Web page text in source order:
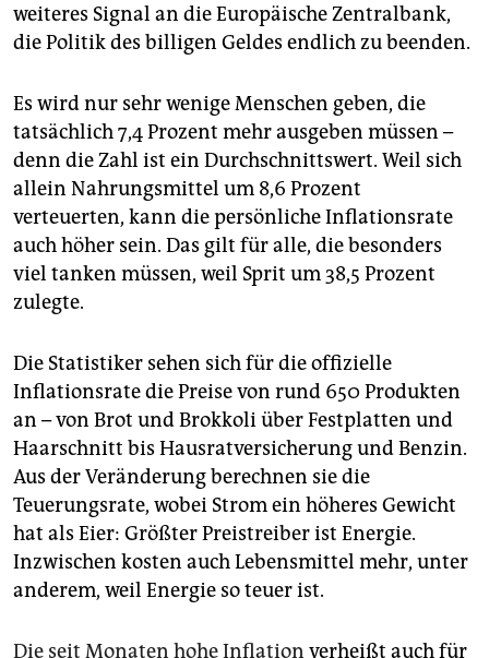
weiteres Signal an die Europäische Zentralbank,
die Politik des billigen Geldes endlich zu beenden.
Es wird nur sehr wenige Menschen geben, die
tatsächlich 7,4 Prozent mehr ausgeben müssen –
denn die Zahl ist ein Durchschnittswert. Weil sich
allein Nahrungsmittel um 8,6 Prozent
verteuerten, kann die persönliche Inflationsrate
auch höher sein. Das gilt für alle, die besonders
viel tanken müssen, weil Sprit um 38,5 Prozent
zulegte.
Die Statistiker sehen sich für die offizielle
Inflationsrate die Preise von rund 650 Produkten
an – von Brot und Brokkoli über Festplatten und
Haarschnitt bis Hausratversicherung und Benzin.
Aus der Veränderung berechnen sie die
Teuerungsrate, wobei Strom ein höheres Gewicht
hat als Eier: Größter Preistreiber ist Energie.
Inzwischen kosten auch Lebensmittel mehr, unter
anderem, weil Energie so teuer ist.
Die seit Monaten hohe Inflation verheißt auch für